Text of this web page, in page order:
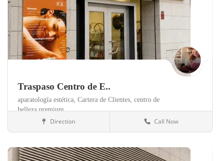
Traspaso Centro de E..
aparatología estética, Cartera de Clientes, centro de
belleza premium,
ClínicasDirection Call Now